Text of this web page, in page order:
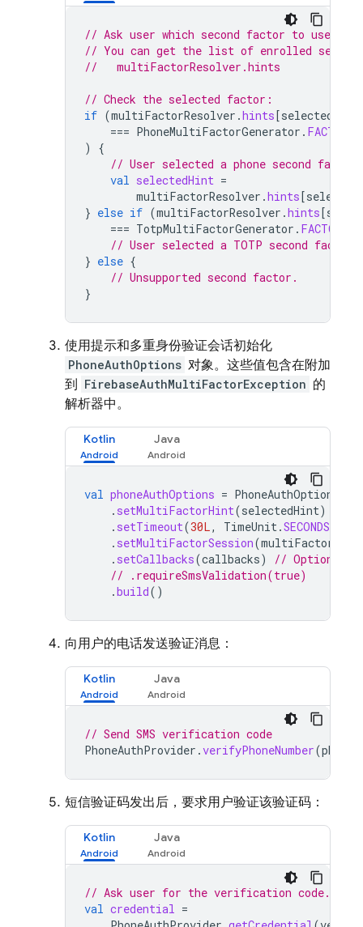
// Ask user which second factor to use.
// You can get the list of enrolled second
//   multiFactorResolver.hints
// Check the selected factor:
if (multiFactorResolver .hints[
=== PhoneMultiFactorGenerator .
)
{
// User selected a phone second factor.
val selectedHint =
multiFactorResolver .hints[
} else if (multiFactorResolver .hints[
=== TotpMultiFactorGenerator . FACTOR_ID
// User selected a TOTP second factor.
} else {
// Unsupported second factor.
}
使用提示和多重身份验证会话初始化
PhoneAuthOptions 对象。这些值包含在附加
到 FirebaseAuthMultiFactorException 的
解析器中。
Kotlin Java
val phoneAuthOptions = PhoneAuthOptions
. setMultiFactorHint(selectedHint)
. setTimeout(30L, TimeUnit.SECONDS
. setMultiFactorSession(
. setCallbacks(callbacks)
//
// .requireSmsValidation(true)
.build()
向用户的电话发送验证消息：
Kotlin Java
// Send SMS verification code
PhoneAuthProvider .verifyPhoneNumber(
短信验证码发出后，要求用户验证该验证码：
Kotlin Java
// Ask user for the verification code.
val credential =